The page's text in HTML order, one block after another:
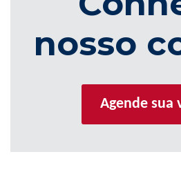
nosso
Agende sua